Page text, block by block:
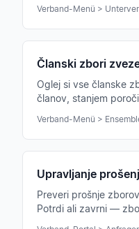
Verband-Menü >
Članski zbori
Oglej si vse članske
članov, stanjem
Verband-Menü >
Upravljanje
Preveri prošnje
Potrdi ali zavrni —